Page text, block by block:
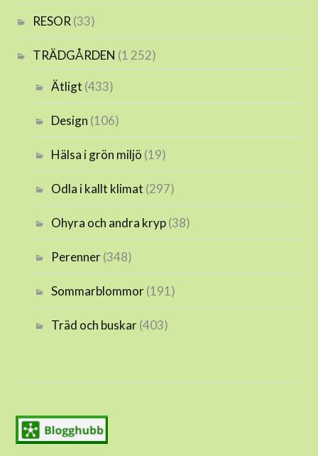
RESOR (33)
TRÄDGÅRDEN (1 252)
Ätligt (433)
Design (106)
Hälsa i grön miljö (19)
Odla i kallt klimat (297)
Ohyra och andra kryp(38)
Perenner(348)
Sommarblommor(191)
Träd och buskar(403)